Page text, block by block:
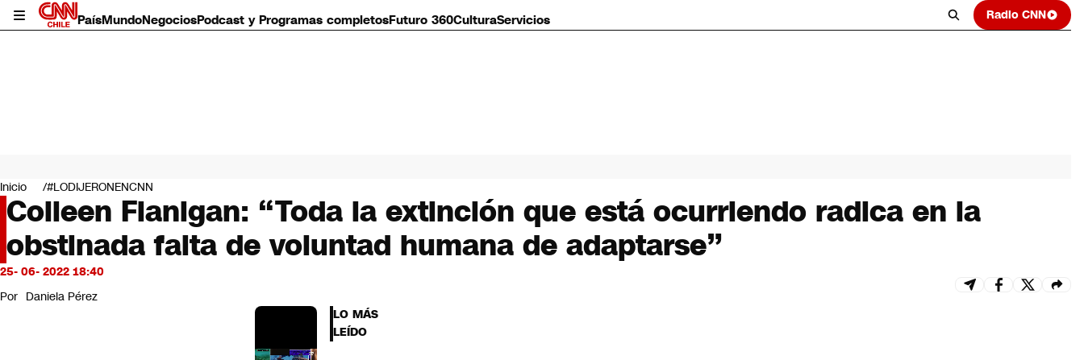
PaísMundoNegociosPodcast y Programas completosFuturo 360CulturaServicios Radio CNN
Mundo
Negocios
Deportes
Programas completos
Cultura
Servicios
Bits
CNN Data
Inicio #LODIJERONENCNN
Colleen Flanigan: “Toda la extinción que está ocurriendo radica en la
obstinada falta de voluntad humana de adaptarse”
25- 06- 2022 18:40
Por Daniela Pérez
LO MÁS
LEÍDO